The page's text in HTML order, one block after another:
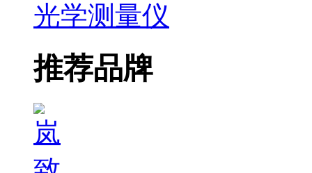
光学测量仪
推荐品牌